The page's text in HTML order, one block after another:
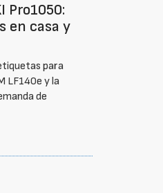
Pro1050:
en casa y
para
LF140e y la
de